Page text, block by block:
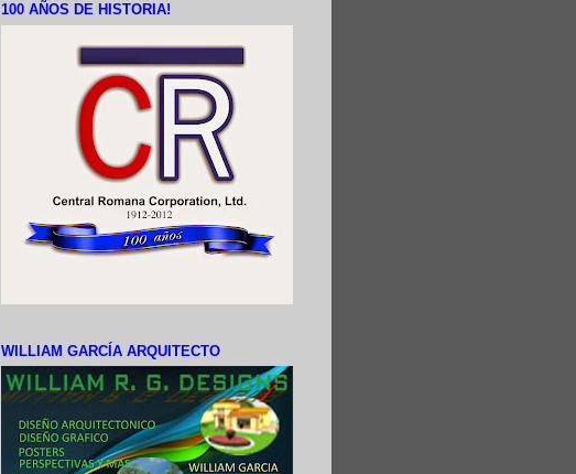
100 AÑOS DE HISTORIA!
WILLIAM GARCÍA ARQUITECTO